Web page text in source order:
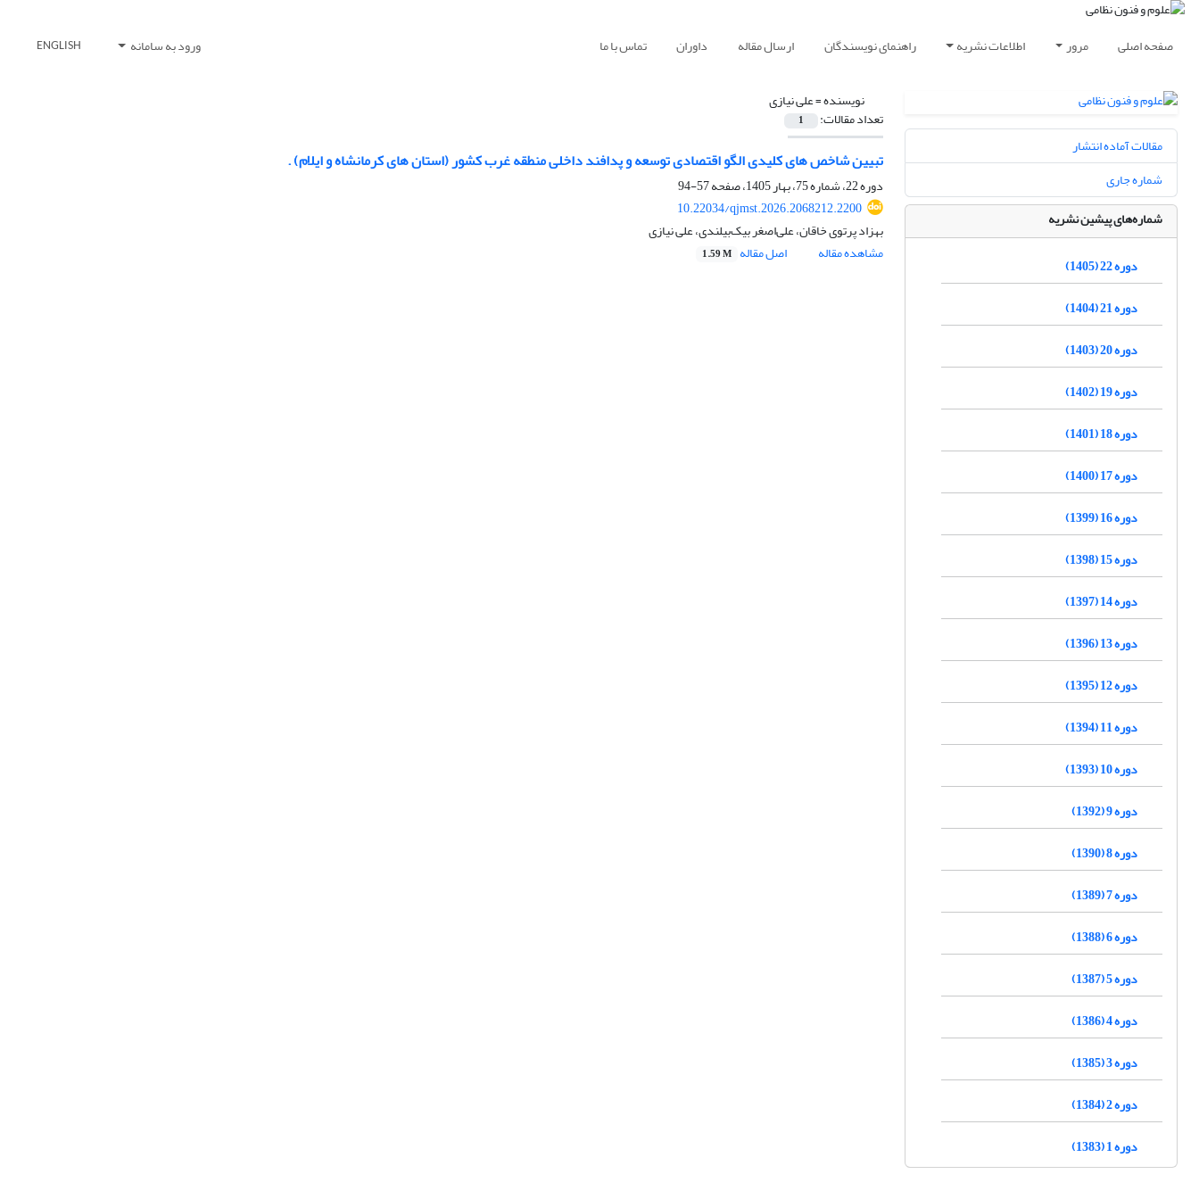
صفحه اصلی مرور اطلاعات نشریه راهنمای نویسندگان ارسال مقاله داوران تماس با ما ورود به سامانه ENGLISH
نویسنده =علی نیازی
تعداد مقالات: 1
تبیین شاخص های کلیدی الگو اقتصادی توسعه و پدافند داخلی منطقه غرب کشور (استان های کرمانشاه و ایلام) .
دوره 22، شماره 75، بهار 1405، صفحه
57-94
10.22034/qjmst.2026.2068212.2200
بهزاد پرتوی خاقان، علی‌اصغر بیک‌بیلندی، علی نیازی
مشاهده مقاله
اصل مقاله 1.59 M
مقالات آماده انتشار
شماره جاری
شماره‌های پیشین نشریه
دوره 22 (1405)
دوره 21 (1404)
دوره 20 (1403)
دوره 19 (1402)
دوره 18 (1401)
دوره 17 (1400)
دوره 16 (1399)
دوره 15 (1398)
دوره 14 (1397)
دوره 13 (1396)
دوره 12 (1395)
دوره 11 (1394)
دوره 10 (1393)
دوره 9 (1392)
دوره 8 (1390)
دوره 7 (1389)
دوره 6 (1388)
دوره 5 (1387)
دوره 4 (1386)
دوره 3 (1385)
دوره 2 (1384)
دوره 1 (1383)